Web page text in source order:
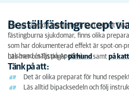
Beställ fästingrecept
För att skydda hunden och katten mot
fästingburna sjukdomar, finns olika
som har dokumenterad effekt är spot-on-
halsband (säljs på Apotek).
Läs mer om fästingarpå hund samt på
Tänk på att:
Det är olika preparat för hund
Läs alltid bipacksedeln och följ